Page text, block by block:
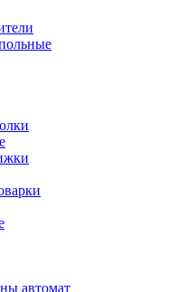
автомат